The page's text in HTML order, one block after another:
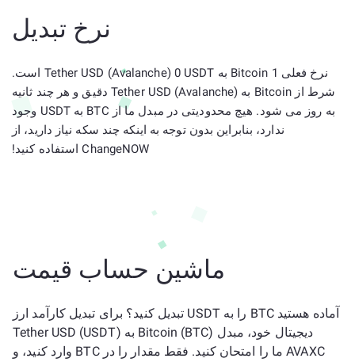
نرخ تبدیل
نرخ فعلی 1 Bitcoin به Tether USD (Avalanche) 0 USDT است.
شرط از Bitcoin به Tether USD (Avalanche) دقیق و هر چند ثانیه
به روز می شود. هیچ محدودیتی در مبدل ما از BTC به USDT وجود
ندارد، بنابراین بدون توجه به اینکه چند سکه نیاز دارید، از
ChangeNOW استفاده کنید!
ماشین حساب قیمت
آماده هستید BTC را به USDT تبدیل کنید؟ برای تبدیل کارآمد ارز
دیجیتال خود، مبدل Bitcoin (BTC) به Tether USD (USDT)
AVAXC ما را امتحان کنید. فقط مقدار را در BTC وارد کنید، و